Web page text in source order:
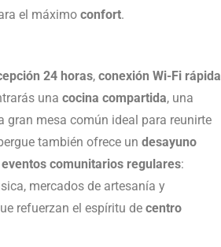
el máximo confort.
24 horas, conexión Wi-Fi rápida
una cocina compartida, una
gran mesa común ideal para reunirte
también ofrece un desayuno
eventos comunitarios regulares:
mercados de artesanía y
refuerzan el espíritu de centro